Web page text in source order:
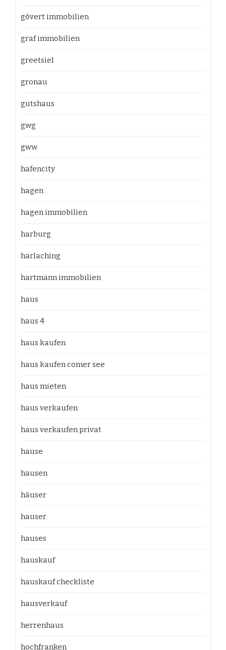
gövert immobilien
graf immobilien
greetsiel
gronau
gutshaus
gwg
gww
hafencity
hagen
hagen immobilien
harburg
harlaching
hartmann immobilien
haus
haus 4
haus kaufen
haus kaufen comer see
haus mieten
haus verkaufen
haus verkaufen privat
hause
hausen
häuser
hauser
hauses
hauskauf
hauskauf checkliste
hausverkauf
herrenhaus
hochfranken